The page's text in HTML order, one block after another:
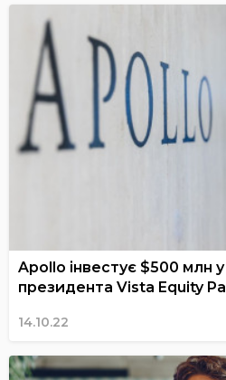
Apollo інвестує $500 млн
президента Vista Equity
14.10.22